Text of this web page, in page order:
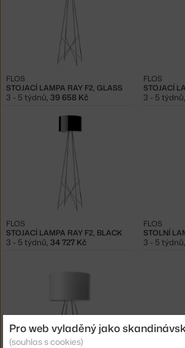
STOJACÍ LAMPA RAY F2, GLASS
FLOS
3 - 5 týdnů 39 658 Kč
STOJACÍ
FLOS
3 - 5 týdnů
STOJACÍ LAMPA RAY F2, BLACK
FLOS
3 - 5 týdnů 34 727 Kč
STOLNÍ
FLOS
3 - 5 týdnů
Pro web vyladěný jako
(souhlas s cookies)